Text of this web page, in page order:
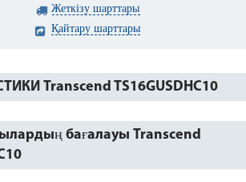
Жеткізу шарттары
Қайтару шарттары
Transcend TS16GUSDHC10
бағалауы Transcend